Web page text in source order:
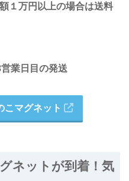
１万円以上の場合は送料
業日目の発送
こマグネット
ネットが到着！気